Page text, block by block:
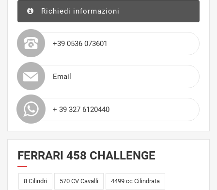
Richiedi informazioni
+39 0536 073601
Email
+ 39 327 6120440
FERRARI 458 CHALLENGE
8 Cilindri 570 CV Cavalli 4499 cc Cilindrata